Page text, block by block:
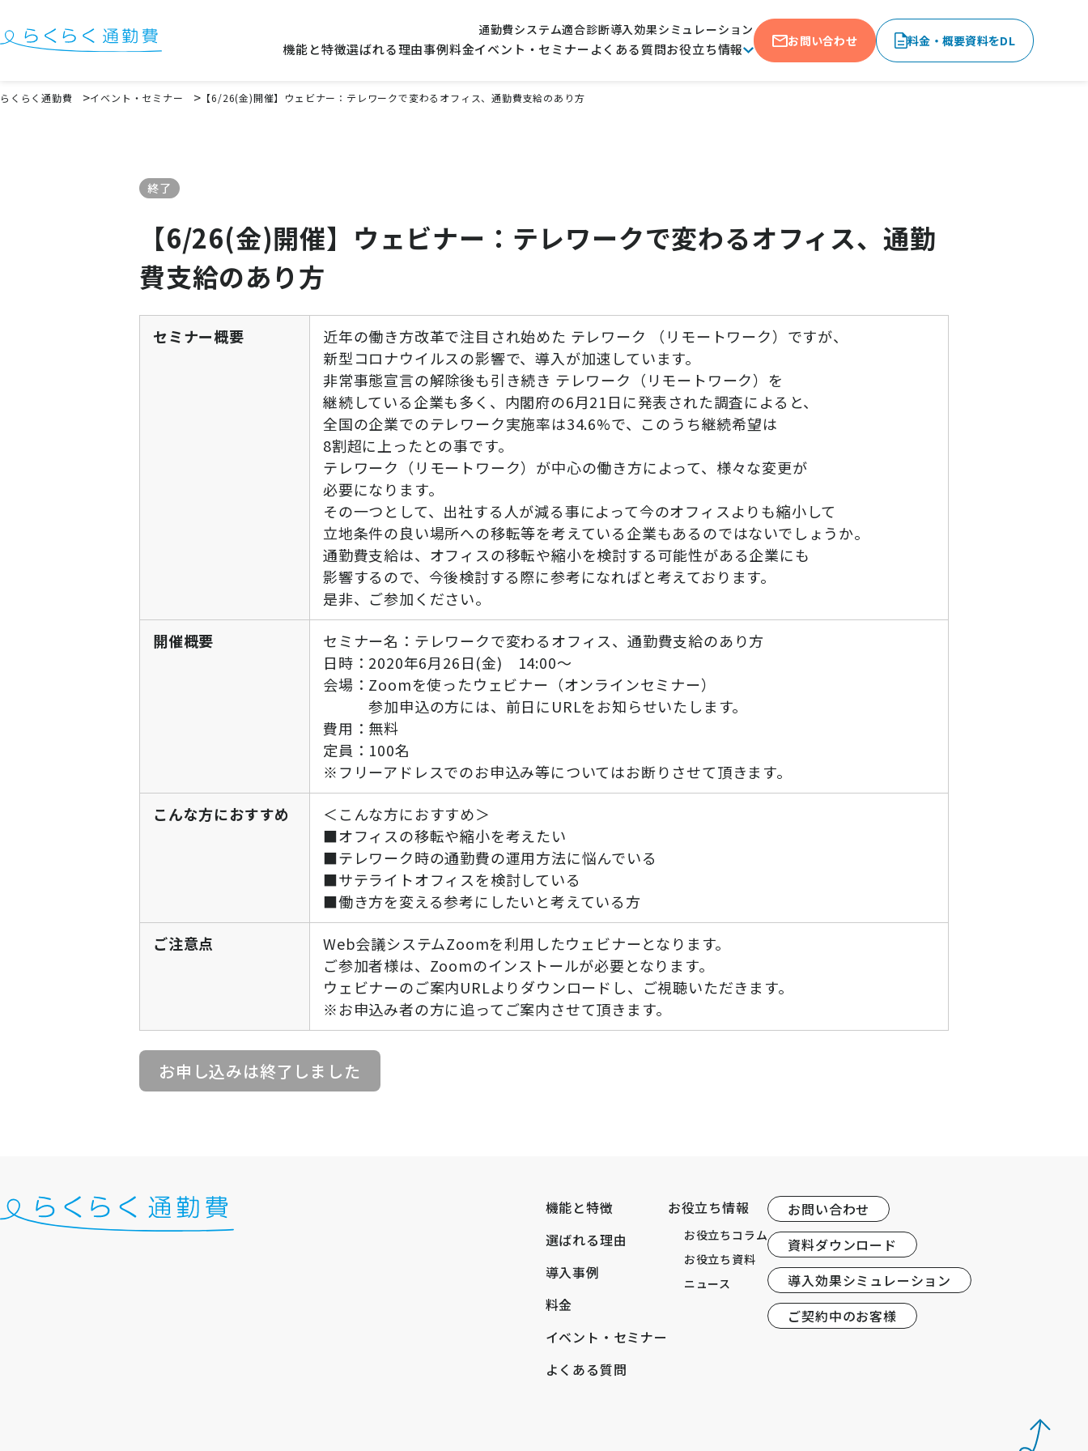
通勤費システム適合診断導入効果シミュレーション
機能と特徴選ばれる理由事例料金イベント・セミナー よくある質問お役立ち情報 お問い合わせ 料金・概要資料をDL
機能と特徴
イベント・セミナー
よくある質問
らくらく通勤費 イベント・セミナー 【6/26(金)開催】ウェビナー：テレワークで変わるオフィス、通勤費支給のあり方
終了
【6/26(金)開催】ウェビナー：テレワークで変わるオフィス、通勤
費支給のあり方
セミナー概要
近年の働き方改革で注目され始めた テレワーク （リモートワーク）ですが、
新型コロナウイルスの影響で、導入が加速しています。
非常事態宣言の解除後も引き続き テレワーク（リモートワーク）を
継続している企業も多く、内閣府の6月21日に発表された調査によると、
全国の企業でのテレワーク実施率は34.6%で、このうち継続希望は
8割超に上ったとの事です。
テレワーク（リモートワーク）が中心の働き方によって、様々な変更が
必要になります。
その一つとして、出社する人が減る事によって今のオフィスよりも縮小して
立地条件の良い場所への移転等を考えている企業もあるのではないでしょうか。
通勤費支給は、オフィスの移転や縮小を検討する可能性がある企業にも
影響するので、今後検討する際に参考になればと考えております。
是非、ご参加ください。
開催概要
セミナー名：テレワークで変わるオフィス、通勤費支給のあり方
日時：2020年6月26日(金) 14:00～
会場：Zoomを使ったウェビナー（オンラインセミナー）
参加申込の方には、前日にURLをお知らせいたします。
費用：無料
定員：100名
※フリーアドレスでのお申込み等についてはお断りさせて頂きます。
こんな方におすすめ
＜こんな方におすすめ＞
■オフィスの移転や縮小を考えたい
■テレワーク時の通勤費の運用方法に悩んでいる
■サテライトオフィスを検討している
■働き方を変える参考にしたいと考えている方
ご注意点
Web会議システムZoomを利用したウェビナーとなります。
ご参加者様は、Zoomのインストールが必要となります。
ウェビナーのご案内URLよりダウンロードし、ご視聴いただきます。
※お申込み者の方に追ってご案内させて頂きます。
お申し込みは終了しました
機能と特徴
選ばれる理由
導入事例
料金
イベント・セミナー
よくある質問
お役立ち情報
お役立ちコラム
お役立ち資料
ニュース
お問い合わせ
資料ダウンロード
導入効果シミュレーション
ご契約中のお客様